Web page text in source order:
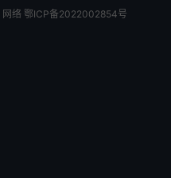
网络 鄂ICP备2022002854号